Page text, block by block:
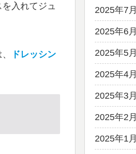
入れてジュ
ドレッシン
2025年7月
2025年6月
2025年5月
2025年4月
2025年3月
2025年2月
2025年1月